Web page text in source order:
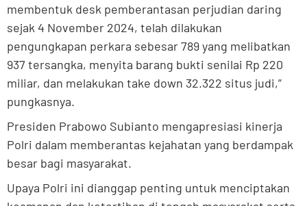
membentuk desk pemberantasan perjudian daring
sejak 4 November 2024, telah dilakukan
pengungkapan perkara sebesar 789 yang melibatkan
937 tersangka, menyita barang bukti senilai Rp 220
miliar, dan melakukan take down 32.322 situs judi,”
pungkasnya.
Presiden Prabowo Subianto mengapresiasi kinerja
Polri dalam memberantas kejahatan yang berdampak
besar bagi masyarakat.
Upaya Polri ini dianggap penting untuk menciptakan